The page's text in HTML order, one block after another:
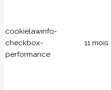
cookielawinfo-
checkbox-
performance
11 mois